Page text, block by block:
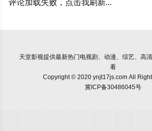
评论加载失败，点击我刷新...
天堂影视提供最新热门电视剧、动漫、综艺、高
看
Copyright © 2020 ynjt17js.com All
冀ICP备30486045号